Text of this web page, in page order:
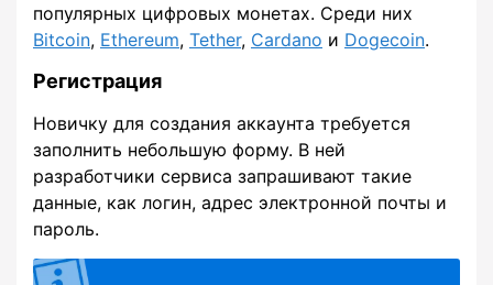
популярных цифровых монетах. Среди них
Bitcoin, Ethereum, Tether, Cardano и Dogecoin.
Регистрация
Новичку для создания аккаунта требуется
заполнить небольшую форму. В ней
разработчики сервиса запрашивают такие
данные, как логин, адрес электронной почты и
пароль.